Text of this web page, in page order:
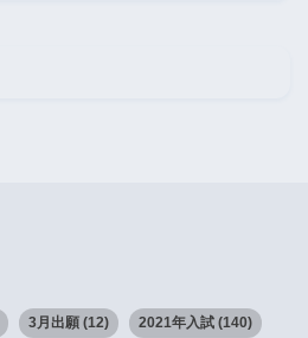
3月出願(12) 2021年入試(140)